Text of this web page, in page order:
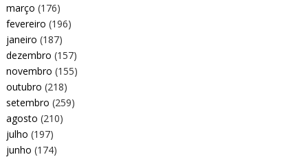
março (176)
fevereiro (196)
janeiro (187)
dezembro (157)
novembro (155)
outubro (218)
setembro (259)
agosto (210)
julho (197)
junho (174)